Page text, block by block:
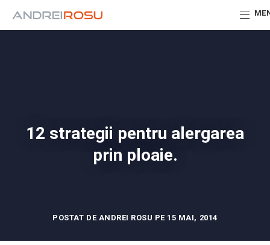
12 strategii pentru alergarea
prin ploaie.
POSTAT DE ANDREI ROSU PE 15 MAI, 2014